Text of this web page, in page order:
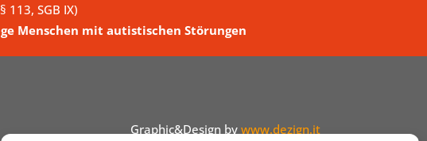
113, SGB IX)
Menschen mit autistischen Störungen
Graphic&Design by www.dezign.it